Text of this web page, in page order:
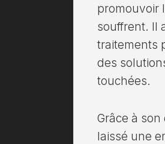
promouvoir
souffrent. Il
traitements
des
touchées.
Grâce à
laissé une